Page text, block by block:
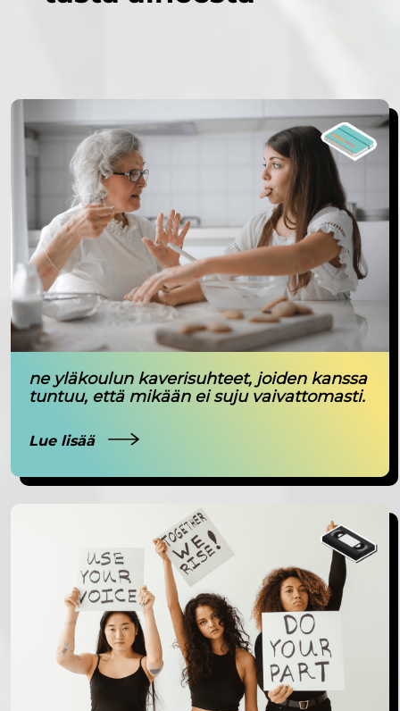
ne yläkoulun kaverisuhteet, joiden kanssa
tuntuu, että mikään ei suju vaivattomasti.
Lue lisää